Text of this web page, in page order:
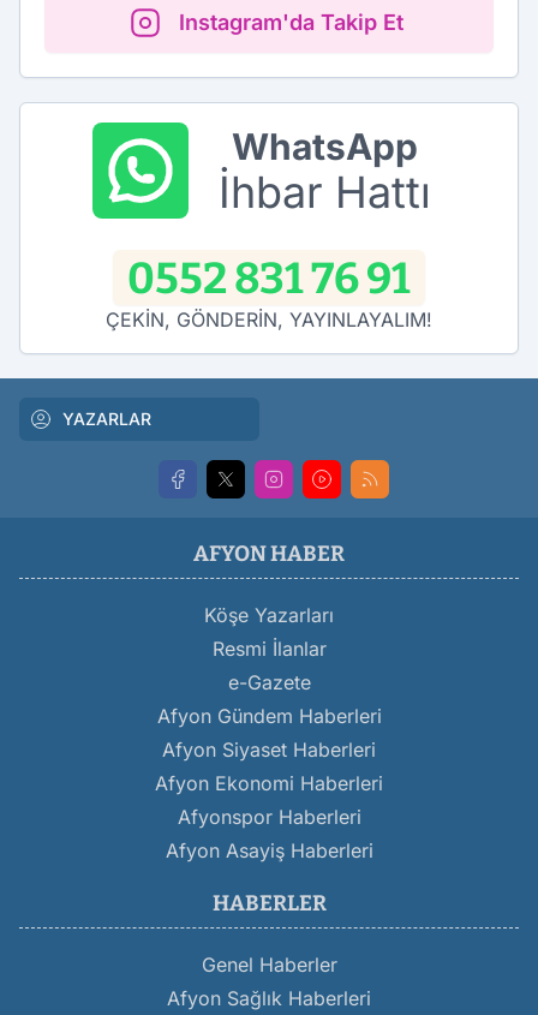
Instagram'da Takip Et
WhatsApp
İhbar Hattı
0552 831 76 91
ÇEKİN, GÖNDERİN, YAYINLAYALIM!
YAZARLAR
AFYON HABER
Köşe Yazarları
Resmi İlanlar
e-Gazete
Afyon Gündem Haberleri
Afyon Siyaset Haberleri
Afyon Ekonomi Haberleri
Afyonspor Haberleri
Afyon Asayiş Haberleri
HABERLER
Genel Haberler
Afyon Sağlık Haberleri